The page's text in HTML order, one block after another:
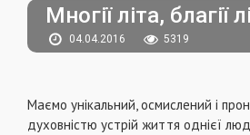
Многії літа, благії
04.04.2016 5319
Маємо унікальний, осмислений і
духовністю устрій життя однієї